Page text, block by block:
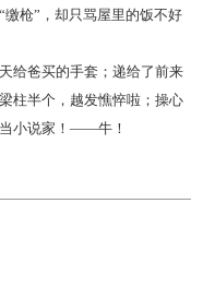
枪”，却只骂屋里的饭不好
爸买的手套；递给了前来
柱半个，越发憔悴啦；操心
小说家！——牛！